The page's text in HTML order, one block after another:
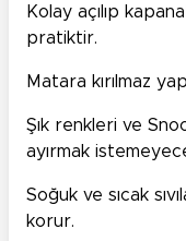
Kolay açılıp
pratiktir.
Matara kırılmaz
Şık renkleri ve
ayırmak
Soğuk ve sıcak
korur.